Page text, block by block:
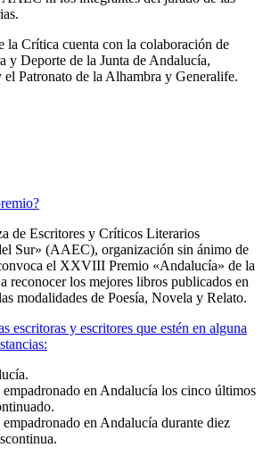
la Crítica cuenta con la colaboración de
y Deporte de la Junta de Andalucía,
Patronato de la Alhambra y Generalife.
de Escritores y Críticos Literarios
Sur» (AAEC), organización sin ánimo de
el XXVIII Premio «Andalucía» de la
reconocer los mejores libros publicados en
modalidades de Poesía, Novela y Relato.
escritoras y escritores que estén en alguna
empadronado en Andalucía los cinco últimos
empadronado en Andalucía durante diez